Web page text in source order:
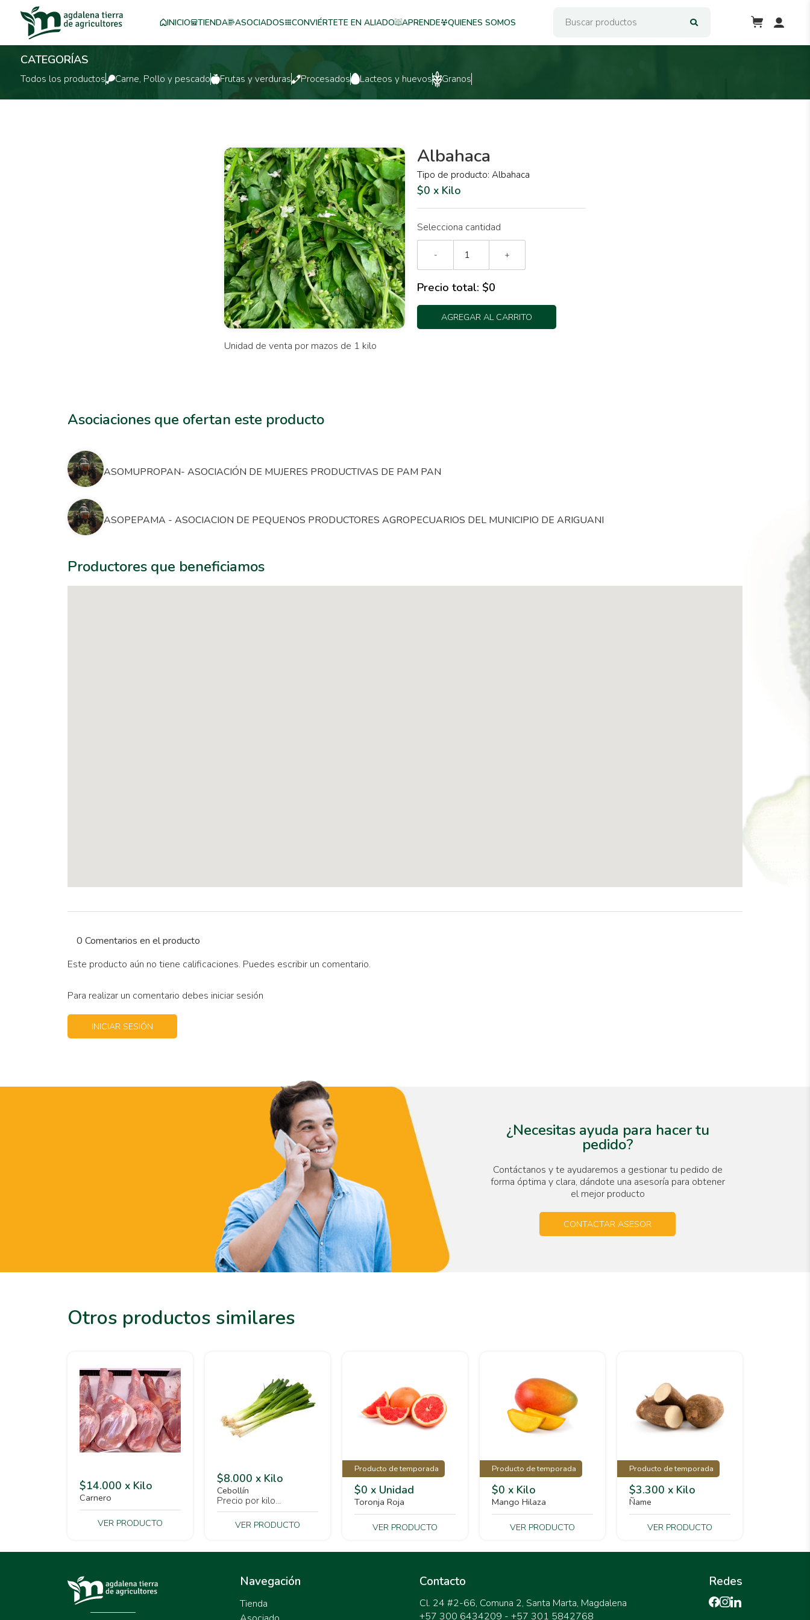
INICIO TIENDA ASOCIADOS CONVIÉRTETE EN ALIADO APRENDE QUIENES SOMOS
CATEGORÍAS
Todos los productos Carne, Pollo y pescado Frutas y verduras Procesados Lacteos y huevos Granos
Unidad de venta por mazos de 1 kilo
Albahaca
Tipo de producto: Albahaca
$0 x Kilo
Selecciona cantidad
- +
Precio total: $0
AGREGAR AL CARRITO
Asociaciones que ofertan este producto
ASOMUPROPAN- ASOCIACIÓN DE MUJERES PRODUCTIVAS DE PAM PAN
ASOPEPAMA - ASOCIACION DE PEQUENOS PRODUCTORES AGROPECUARIOS DEL MUNICIPIO DE ARIGUANI
Productores que beneficiamos
0 Comentarios en el producto
Este producto aún no tiene calificaciones. Puedes escribir un comentario.
Para realizar un comentario debes iniciar sesión
INICIAR SESIÓN
¿Necesitas ayuda para hacer tu
pedido?
Contáctanos y te ayudaremos a gestionar tu pedido de
forma óptima y clara, dándote una asesoría para obtener
el mejor producto
CONTACTAR ASESOR
Otros productos similares
$14.000 x Kilo
Carnero
VER PRODUCTO
$8.000 x Kilo
Cebollín
Precio por kilo...
VER PRODUCTO
Producto de temporada
$0 x Unidad
Toronja Roja
VER PRODUCTO
Producto de temporada
$0 x Kilo
Mango Hilaza
VER PRODUCTO
Producto de temporada
$3.300 x Kilo
Ñame
VER PRODUCTO
Navegación
Tienda
Contacto
Cl. 24 #2-66, Comuna 2, Santa Marta, Magdalena
+57 300 6434209 - +57 301 5842768
Redes